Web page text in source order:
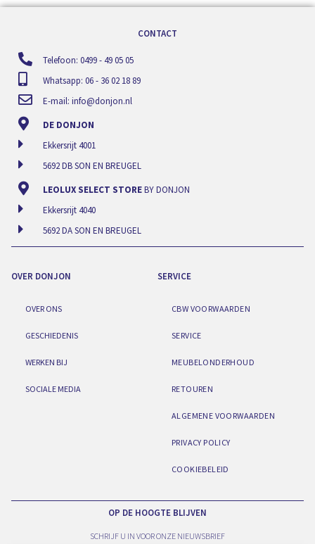
CONTACT
Telefoon: 0499 - 49 05 05
Whatsapp: 06 - 36 02 18 89
E-mail: info@donjon.nl
DE DONJON
Ekkersrijt 4001
5692 DB SON EN BREUGEL
LEOLUX SELECT STOREBY DONJON
Ekkersrijt 4040
5692 DA SON EN BREUGEL
OVER DONJON
OVER ONS
GESCHIEDENIS
WERKEN BIJ
SOCIALE MEDIA
SERVICE
CBW VOORWAARDEN
SERVICE
MEUBELONDERHOUD
RETOUREN
ALGEMENE VOORWAARDEN
PRIVACY POLICY
COOKIEBELEID
OP DE HOOGTE BLIJVEN
SCHRIJF U IN VOOR ONZE NIEUWSBRIEF